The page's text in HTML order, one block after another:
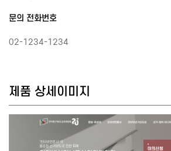
문의 전화번호
02-1234-1234
제품 상세이미지